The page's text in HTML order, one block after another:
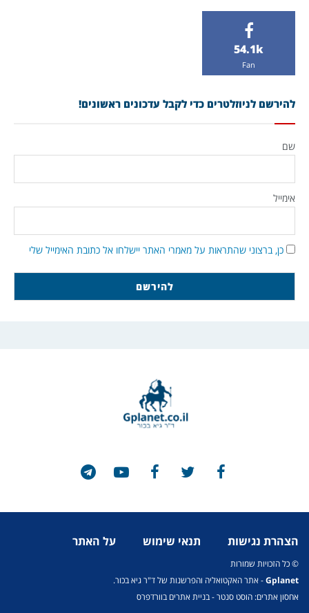
54.1k
Fan
להירשם לניוזלטרים כדי לקבל עדכונים ראשונים!
שם
אימייל
כן, ברצוני שהתראות על מאמרי האתר יישלחו אל כתובת האימייל שלי
הצהרת נגישות תנאי שימוש על האתר
© כל הזכויות שמורות
Gplanet- אתר האקטואליה והפרשנות של ד"ר גיא בכור.
אחסון אתרים: הוסט סנטר-בניית אתרים בוורדפרס